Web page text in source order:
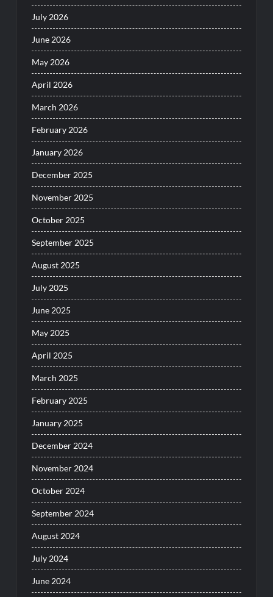
July 2026
June 2026
May 2026
April 2026
March 2026
February 2026
January 2026
December 2025
November 2025
October 2025
September 2025
August 2025
July 2025
June 2025
May 2025
April 2025
March 2025
February 2025
January 2025
December 2024
November 2024
October 2024
September 2024
August 2024
July 2024
June 2024